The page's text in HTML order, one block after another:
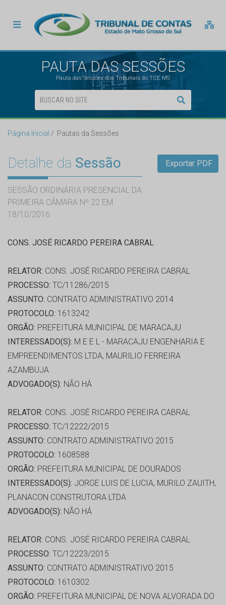
PAUTA DAS SESSÕES
Pauta das Sessões dos Tribunais do TCE MS
Página Inicial Pautas da Sessões
Detalhe da Sessão
SESSÃO ORDINÁRIA PRESENCIAL DA
PRIMEIRA CÂMARA Nº 22 EM
18/10/2016
Exportar PDF
CONS. JOSÉ RICARDO PEREIRA CABRAL
RELATOR: CONS. JOSÉ RICARDO PEREIRA CABRAL
PROCESSO: TC/11286/2015
ASSUNTO: CONTRATO ADMINISTRATIVO 2014
PROTOCOLO: 1613242
ORGÃO: PREFEITURA MUNICIPAL DE MARACAJU
INTERESSADO(S): M E E L - MARACAJU ENGENHARIA E
EMPREENDIMENTOS LTDA, MAURILIO FERREIRA
AZAMBUJA
ADVOGADO(S): NÃO HÁ
RELATOR: CONS. JOSÉ RICARDO PEREIRA CABRAL
PROCESSO: TC/12222/2015
ASSUNTO: CONTRATO ADMINISTRATIVO 2015
PROTOCOLO: 1608588
ORGÃO: PREFEITURA MUNICIPAL DE DOURADOS
INTERESSADO(S): JORGE LUIS DE LUCIA, MURILO ZAUITH,
PLANACON CONSTRUTORA LTDA
ADVOGADO(S): NÃO HÁ
RELATOR: CONS. JOSÉ RICARDO PEREIRA CABRAL
PROCESSO: TC/12223/2015
ASSUNTO: CONTRATO ADMINISTRATIVO 2015
PROTOCOLO: 1610302
ORGÃO: PREFEITURA MUNICIPAL DE NOVA ALVORADA DO